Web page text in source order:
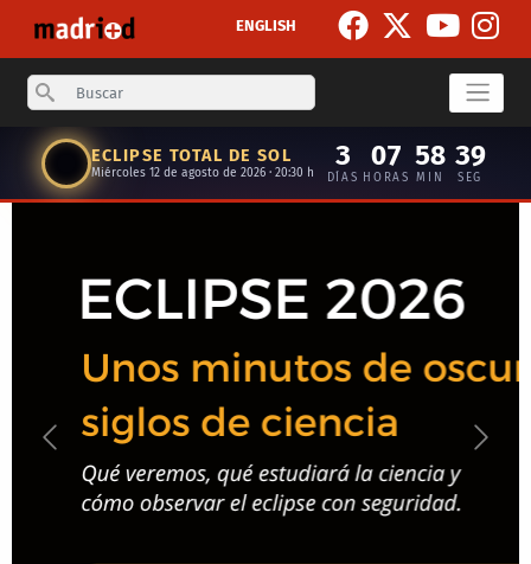
ENGLISH
Search
ECLIPSE TOTAL DE SOL
Miércoles 12 de agosto de 2026 · 20:30 h
3
DÍAS
07
HORAS
58
MIN
38
SEG
Anterior